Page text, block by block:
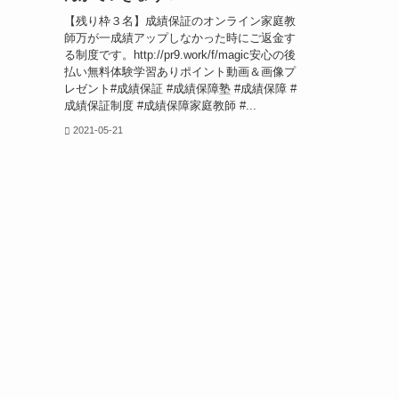
【残り枠３名】成績保証のオンライン家庭教
師万が一成績アップしなかった時にご返金す
る制度です。http://pr9.work/f/magic安心の後
払い無料体験学習ありポイント動画＆画像プ
レゼント#成績保証 #成績保障塾 #成績保障 #
成績保証制度 #成績保障家庭教師 #...
2021-05-21